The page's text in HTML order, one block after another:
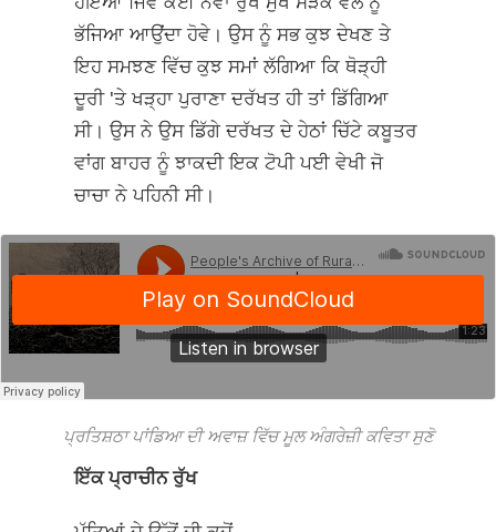
ਭੱਜਿਆ ਆਉਂਦਾ ਹੋਵੇ। ਉਸ ਨੂੰ ਸਭ ਕੁਝ ਦੇਖਣ ਤੇ
ਇਹ ਸਮਝਣ ਵਿੱਚ ਕੁਝ ਸਮਾਂ ਲੱਗਿਆ ਕਿ ਥੋੜ੍ਹੀ
ਦੂਰੀ 'ਤੇ ਖੜ੍ਹਾ ਪੁਰਾਣਾ ਦਰੱਖਤ ਹੀ ਤਾਂ ਡਿੱਗਿਆ
ਸੀ। ਉਸ ਨੇ ਉਸ ਡਿੱਗੇ ਦਰੱਖਤ ਦੇ ਹੇਠਾਂ ਚਿੱਟੇ ਕਬੂਤਰ
ਵਾਂਗ ਬਾਹਰ ਨੂੰ ਝਾਕਦੀ ਇਕ ਟੋਪੀ ਪਈ ਵੇਖੀ ਜੋ
ਚਾਚਾ ਨੇ ਪਹਿਨੀ ਸੀ।
ਪ੍ਰਤਿਸ਼ਠਾ ਪਾਂਡਿਆ ਦੀ ਅਵਾਜ਼ ਵਿੱਚ ਮੂਲ ਅੰਗਰੇਜ਼ੀ ਕਵਿਤਾ ਸੁਣੋ
ਇੱਕ ਪ੍ਰਾਚੀਨ ਰੁੱਖ